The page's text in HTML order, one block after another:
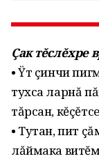
Çак тĕслĕхре
• Ÿт çинчи
тухса ларнă
тăрсан,
• Тутан, пит
лăймака